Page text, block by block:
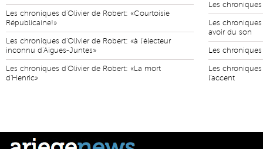
Les chroniques d'Olivier de Robert: «Courtoisie
Républicaine!»
Les chroniques d'Olivier de Robert: «à l'électeur
inconnu d'Aigues-Juntes»
Les chroniques d'Olivier de Robert: «La mort
d'Henric»
Les
Les
avoir du son
Les
Les
l'accent